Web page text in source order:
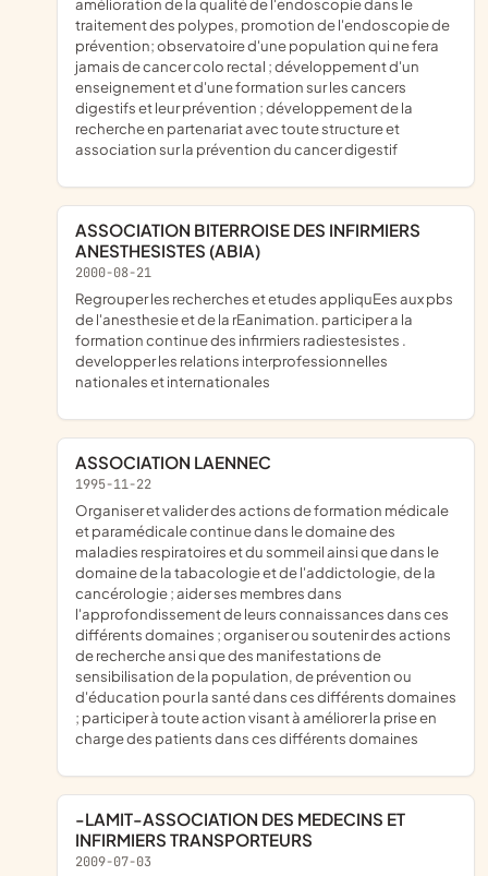
traitement des polypes, promotion de l'endoscopie de
prévention; observatoire d'une population qui ne fera
jamais de cancer colo rectal ; développement d'un
enseignement et d'une formation sur les cancers
digestifs et leur prévention ; développement de la
recherche en partenariat avec toute structure et
association sur la prévention du cancer digestif
ASSOCIATION BITERROISE DES INFIRMIERS
ANESTHESISTES (ABIA)
2000-08-21
regrouper les recherches et etudes appliquEes aux pbs
de l'anesthesie et de la rEanimation. participer a la
formation continue des infirmiers radiestesistes .
developper les relations interprofessionnelles
nationales et internationales
ASSOCIATION LAENNEC
1995-11-22
organiser et valider des actions de formation médicale
et paramédicale continue dans le domaine des
maladies respiratoires et du sommeil ainsi que dans le
domaine de la tabacologie et de l'addictologie, de la
cancérologie ; aider ses membres dans
l'approfondissement de leurs connaissances dans ces
différents domaines ; organiser ou soutenir des actions
de recherche ansi que des manifestations de
sensibilisation de la population, de prévention ou
d'éducation pour la santé dans ces différents domaines
; participer à toute action visant à améliorer la prise en
charge des patients dans ces différents domaines
-LAMIT-ASSOCIATION DES MEDECINS ET
INFIRMIERS TRANSPORTEURS
2009-07-03